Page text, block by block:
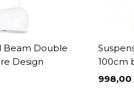
Beam Double
Design
100cm
Prix
998,00